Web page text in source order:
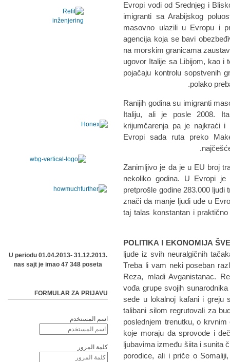
Evropi vodi od Srednjeg i
imigranti sa Arabijskog
masovno ulazili u Evropu i
agencija koja se bavi
na morskim granicama
ugovor Italije sa Libijom, kao i
pojačaju kontrolu sopstvenih
polako
Ranijih godina su imigranti
Italiju, ali je posle 2008.
krijumčarenja pa je najkraći
Evropi sada ruta preko
Zanimljivo je da je u EU broj
nekoliko godina. U Evropi
pretprošle godine 283.000 ljudi
znači da manje ljudi uđe u
taj talas konstantan i
POLITIKA I EKONOMIJA
ljude iz svih neuralgičnih
Treba li vam neki poseban
Reza, mladi Avganistanac.
vođa grupe svojih
sede u lokalnoj kafani i greju
talibani silom regrutovali za
poslednjem trenutku, o
koje moraju da sprovode i
ljubavima između šiita i sunita
porodice, ali i priče o
U periodu 01.04.2013- 31.12.2013.
nas sajt je imao 47 348 poseta
FORMULAR ZA PRIJAVU
اسم المستخدم
كلمة المرور